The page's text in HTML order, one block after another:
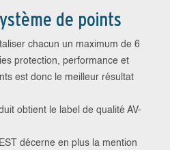
de points
chacun un maximum de 6
protection, performance et
est donc le meilleur résultat
obtient le label de qualité AV-
décerne en plus la mention